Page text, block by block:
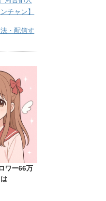
チャン】
・配信す
ワー66万